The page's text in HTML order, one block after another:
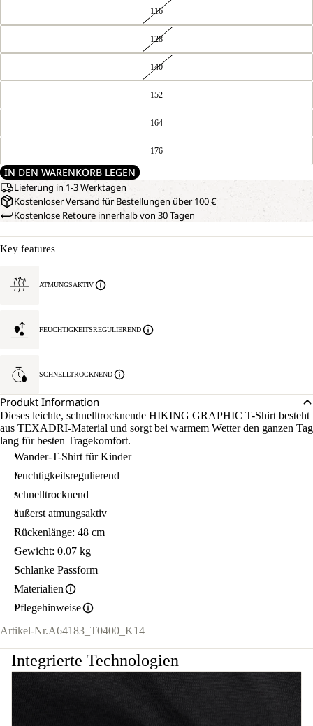
116
128
140
152
164
176
IN DEN WARENKORB LEGEN
Lieferung in 1-3 Werktagen
Kostenloser Versand für Bestellungen über 100 €
Kostenlose Retoure innerhalb von 30 Tagen
Key features
ATMUNGSAKTIV
FEUCHTIGKEITSREGULIEREND
SCHNELLTROCKNEND
Produkt Information
Dieses leichte, schnelltrocknende HIKING GRAPHIC T-Shirt besteht
aus TEXADRI-Material und sorgt bei warmem Wetter den ganzen Tag
lang für besten Tragekomfort.
Wander-T-Shirt für Kinder
feuchtigkeitsregulierend
schnelltrocknend
äußerst atmungsaktiv
Rückenlänge: 48 cm
Gewicht: 0.07 kg
Schlanke Passform
Materialien
Pflegehinweise
Artikel-Nr.A64183_T0400_K14
Integrierte Technologien